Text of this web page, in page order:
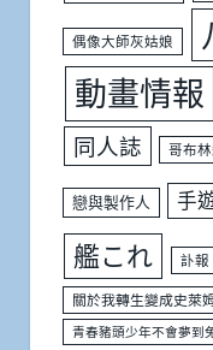
偶像大師灰姑娘
動畫情報
同人誌 哥布
戀與製作人 手
艦これ 訃報
關於我轉生變成史萊
青春豬頭少年不會夢到